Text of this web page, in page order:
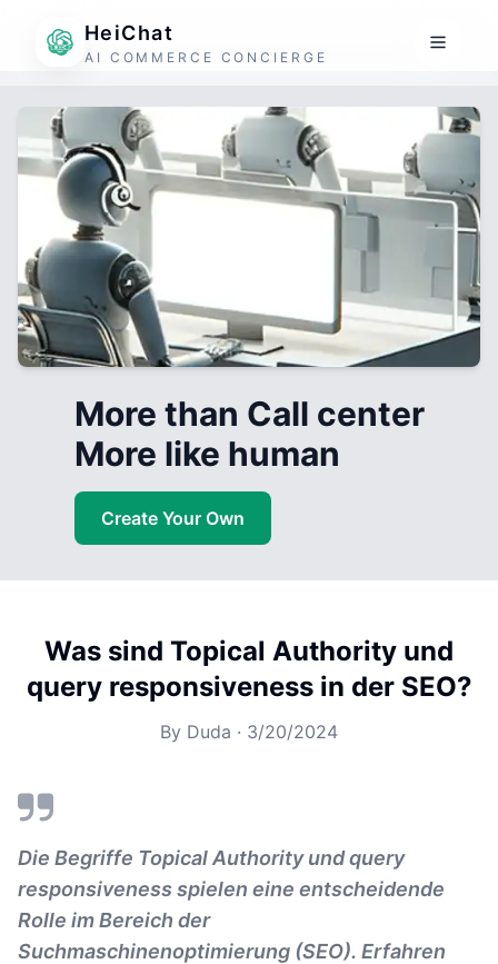
HeiChat
AI COMMERCE CONCIERGE
More than Call center
More like human
Create Your Own
Was sind Topical Authority und
query responsiveness in der SEO?
By Duda · 3/20/2024
Die Begriffe Topical Authority und query
responsiveness spielen eine entscheidende
Rolle im Bereich der
Suchmaschinenoptimierung (SEO). Erfahren